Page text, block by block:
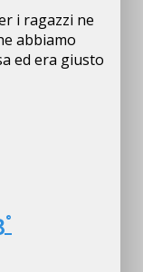
i ragazzi ne
abbiamo
ed era giusto